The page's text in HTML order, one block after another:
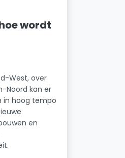
wordt
West, over
Noord kan er
in hoog tempo
en